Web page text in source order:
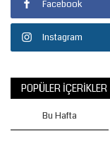
Facebook
Instagram
POPÜLER İÇERIKLER
Bu Hafta